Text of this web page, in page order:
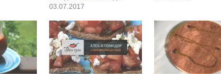
03.07.2017